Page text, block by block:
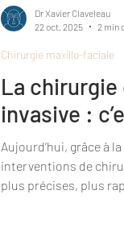
La
invasive :
Aujourd’hui, grâce à
interventions de
plus précises, plus
Chirurgie maxillo-faciale
Dr Xavier Claveleau
22 oct. 2025
2 min